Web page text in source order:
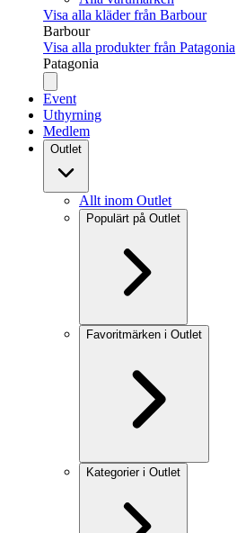
Visa alla kläder från Barbour
Barbour
Visa alla produkter från Patagonia
Patagonia
Event
Uthyrning
Medlem
Outlet
Allt inom Outlet
Populärt på Outlet
Favoritmärken i Outlet
Kategorier i Outlet